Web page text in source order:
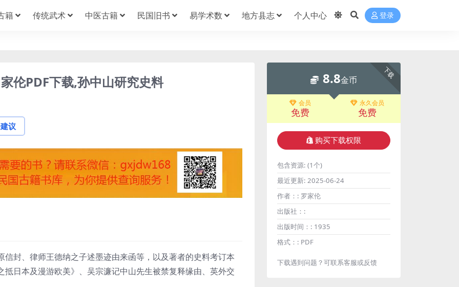
籍 传统武术 中医古籍 民国旧书 易学术数 地方县志 个人中心 登录
伦PDF下载,孙中山研究史料
议
封、律师王德纳之子述墨迹由来函等，以及著者的史料考订本
日本及漫游欧美》、吴宗濂记中山先生被禁复释缘由、英外交
下载
8.8金币
会员
免费
永久会员
免费
购买下载权限
包含资源: (1个)
最近更新: 2025-06-24
作者：: 罗家伦
出版社：:
出版时间：: 1935
格式：: PDF
下载遇到问题？可联系客服或反馈